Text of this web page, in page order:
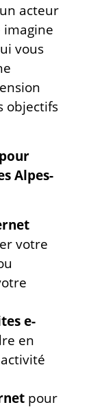
acteur
vous
objectifs
Alpes-
votre
e-
en
pour